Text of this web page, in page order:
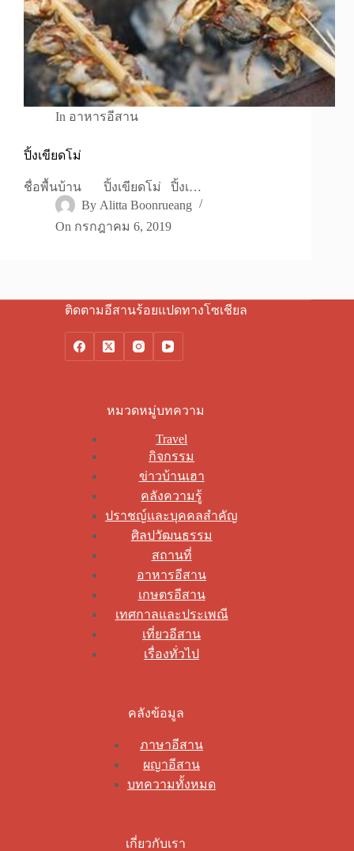
In อาหารอีสาน
ปิ้งเขียดโม่
ชื่อพื้นบ้าน ปิ้งเขียดโม่ ปิ้งเ…
By Alitta Boonrueang
On กรกฎาคม 6, 2019
ติดตามอีสานร้อยแปดทางโซเชียล
หมวดหมู่บทความ
Travel
กิจกรรม
ข่าวบ้านเฮา
คลังความรู้
ปราชญ์และบุคคลสำคัญ
ศิลปวัฒนธรรม
สถานที่
อาหารอีสาน
เกษตรอีสาน
เทศกาลและประเพณี
เที่ยวอีสาน
เรื่องทั่วไป
คลังข้อมูล
ภาษาอีสาน
ผญาอีสาน
บทความทั้งหมด
เกี่ยวกับเรา